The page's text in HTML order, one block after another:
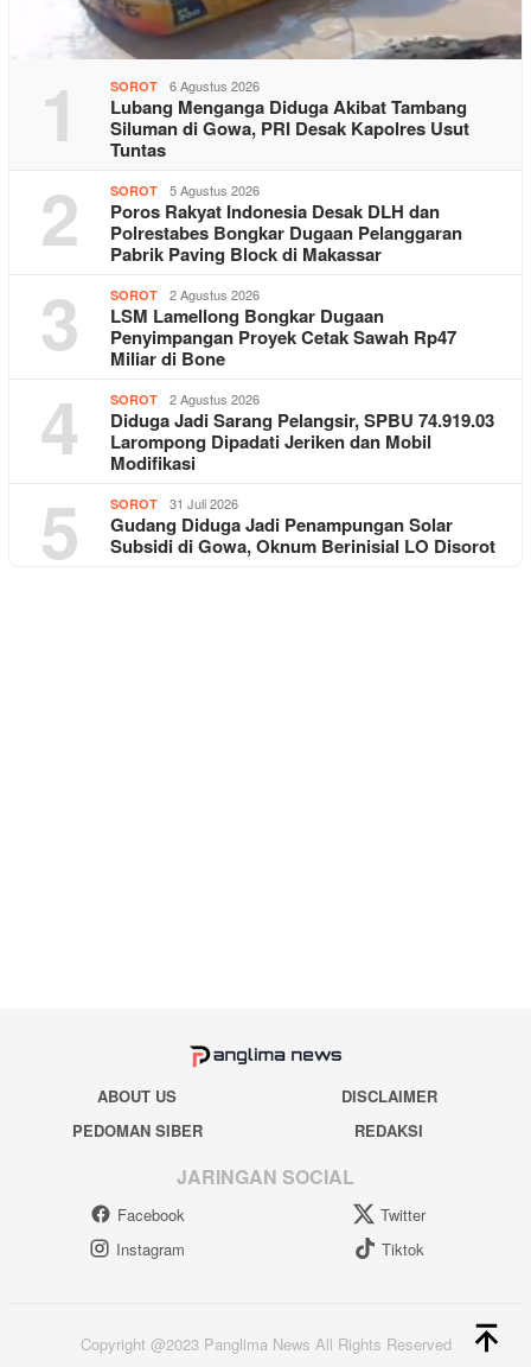
1 SOROT 6 Agustus 2026
Lubang Menganga Diduga Akibat Tambang
Siluman di Gowa, PRI Desak Kapolres Usut
Tuntas
2 SOROT 5 Agustus 2026
Poros Rakyat Indonesia Desak DLH dan
Polrestabes Bongkar Dugaan Pelanggaran
Pabrik Paving Block di Makassar
3 SOROT 2 Agustus 2026
LSM Lamellong Bongkar Dugaan
Penyimpangan Proyek Cetak Sawah Rp47
Miliar di Bone
4 SOROT 2 Agustus 2026
Diduga Jadi Sarang Pelangsir, SPBU 74.919.03
Larompong Dipadati Jeriken dan Mobil
Modifikasi
5 SOROT 31 Juli 2026
Gudang Diduga Jadi Penampungan Solar
Subsidi di Gowa, Oknum Berinisial LO Disorot
ABOUT US
DISCLAIMER
PEDOMAN SIBER
REDAKSI
JARINGAN SOCIAL
Facebook
Twitter
Instagram
Tiktok
Copyright @2023 Panglima News All Rights Reserved